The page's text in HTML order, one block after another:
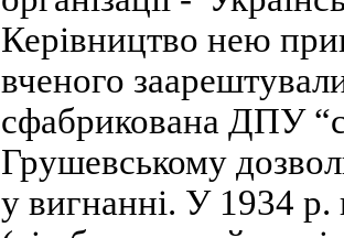
Керівництво нею
вченого
сфабрикована ДПУ
Грушевському
у вигнанні. У 1934 р.